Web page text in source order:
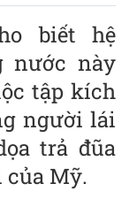
biết hệ
nước này
tập kích
người lái
trả đũa
Mỹ.